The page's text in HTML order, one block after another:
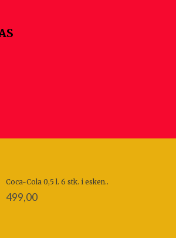
Coca-Cola 0,5 l. 6 stk. i esken..
499,00